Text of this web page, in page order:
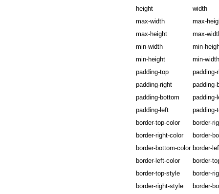
height
width
max-width
max-
max-height
max-
min-width
min-
min-height
min-width
padding-top
padding-
padding-right
padding-
padding-bottom
padding-
padding-left
padding-
border-top-color
border-
border-right-color
border-
border-bottom-color border-
border-left-color
border-
border-top-style
border-
border-right-style
border-